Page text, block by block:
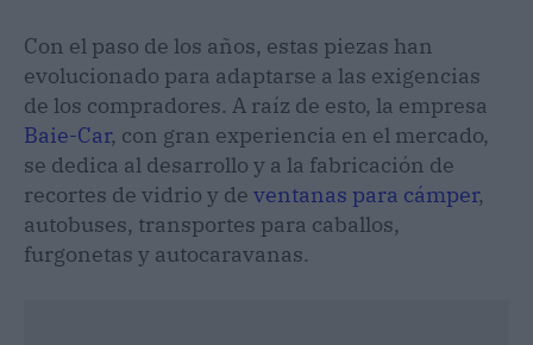
Con el paso de los años, estas piezas han
evolucionado para adaptarse a las exigencias
de los compradores. A raíz de esto, la empresa
Baie-Car, con gran experiencia en el mercado,
se dedica al desarrollo y a la fabricación de
recortes de vidrio y de ventanas para cámper,
autobuses, transportes para caballos,
furgonetas y autocaravanas.